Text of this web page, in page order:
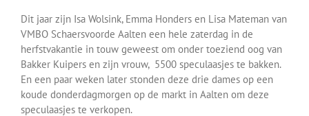
Dit jaar zijn Isa Wolsink, Emma Honders en Lisa Mateman van
VMBO Schaersvoorde Aalten een hele zaterdag in de
herfstvakantie in touw geweest om onder toeziend oog van
Bakker Kuipers en zijn vrouw, 5500 speculaasjes te bakken.
En een paar weken later stonden deze drie dames op een
koude donderdagmorgen op de markt in Aalten om deze
speculaasjes te verkopen.